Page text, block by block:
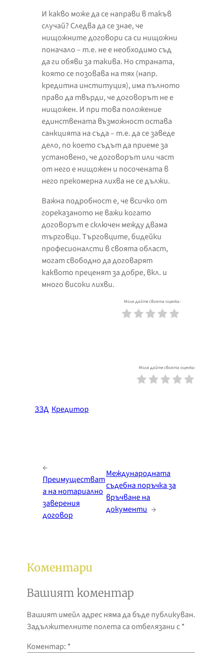
И какво може да се направи в такъв
случай? Следва да се знае, че
нищожните договори са си нищожни
поначало – т.е. не е необходимо съд
да ги обяви за такива. Но страната,
която се позовава на тях (напр.
кредитна институция), има пълното
право да твърди, че договорът не е
нищожен. И при това положение
единствената възможност остава
санкцията на съда – т.е. да се заведе
дело, по което съдът да приеме за
установено, че договорът или част
от него е нищожен и посочената в
него прекомерна лихва не се дължи.
Важна подробност е, че всичко от
гореказаното не важи когато
договорът е сключен между двама
търговци. Търговците, бидейки
професионалсти в своята област,
могат свободно да договарят
каквото преценят за добре, вкл. и
много високи лихви.
Моля дайте своята оценка:
Моля дайте своята оценка:
ЗЗД Кредитор
←
Преимуществат
а на нотариално
заверения
договор
Международната
съдебна поръчка за
връчване на
документи →
Коментари
Вашият коментар
Вашият имейл адрес няма да бъде публикуван.
Задължителните полета са отбелязани с*
Коментар: *